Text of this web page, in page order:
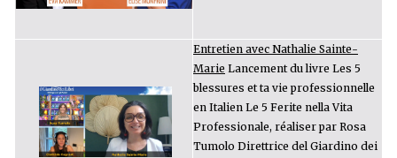
Entretien avec Nathalie Sainte-
Marie Lancement du livre Les 5
blessures et ta vie professionnelle
en Italien Le 5 Ferite nella Vita
Professionale, réaliser par Rosa
Tumolo Direttrice del Giardino dei